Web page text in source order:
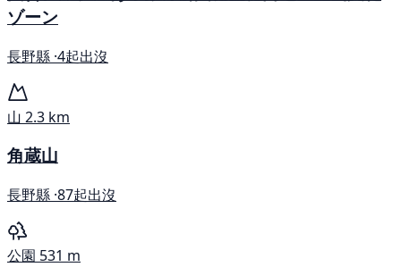
ゾーン
長野縣 ·4起出沒
山 2.3 km
角蔵山
長野縣 ·87起出沒
公園 531 m